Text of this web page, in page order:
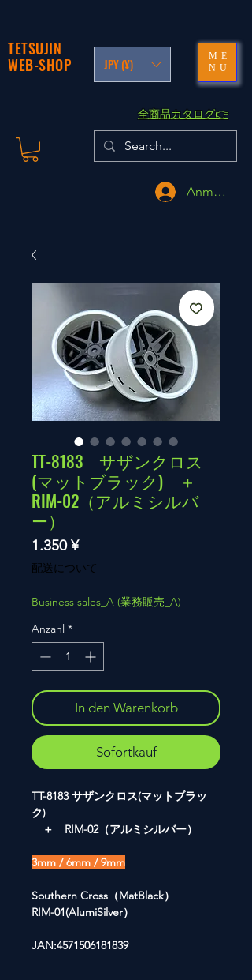
TETSUJIN
WEB-SHOP
JPY (¥)
ME
NU
​全商品カタログ👉
Anmelden
TT-8183 サザンクロス
(マットブラック) ＋
RIM-02（アルミシルバ
ー）
1.350 ¥Preis
配送について
Business sales_A (業務販売_A)
Anzahl *
In den Warenkorb
Sofortkauf
TT-8183 サザンクロス(マットブラッ
ク)
＋ RIM-02（アルミシルバー）
3mm / 6mm / 9mm
Southern Cross（MatBlack）
RIM-01(AlumiSilver）
JAN:4571506181839